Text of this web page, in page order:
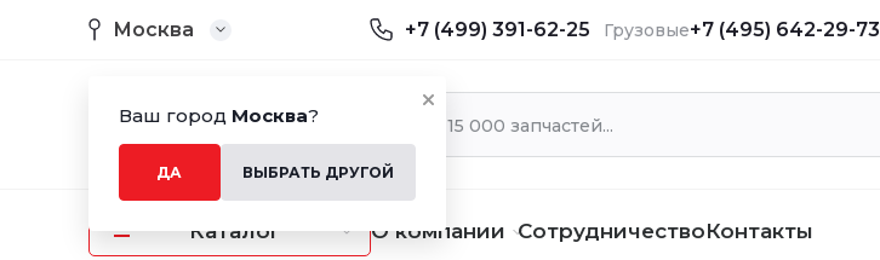
Ваш город Москва?
ДА ВЫБРАТЬ ДРУГОЙ
Москва +7 (499) 391-62-25 Грузовые+7 (495) 642-29-73
Каталог О компании СотрудничествоКонтакты